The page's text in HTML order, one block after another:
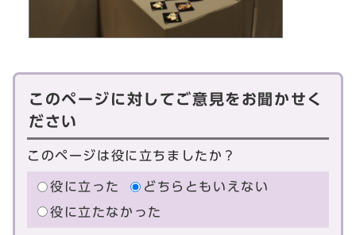
このページに対してご意見をお聞かせく
ださい
このページは役に立ちましたか？
役に立った
どちらともいえない
役に立たなかった